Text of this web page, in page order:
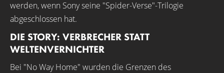
werden, wenn Sony seine "Spider-Verse"-Trilogie
abgeschlossen hat.
DIE STORY: VERBRECHER STATT
WELTENVERNICHTER
Bei "No Way Home" wurden die Grenzen des